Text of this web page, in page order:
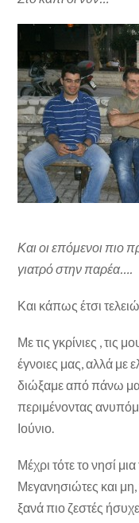
Και οι επόμενοι πιο
γιατρό στην παρέα….
Και κάπως έτσι
Με τις γκρίνιες , τις
έγνοιες μας, αλλά με
διώξαμε από πάνω
περιμένοντας
Ιούνιο.
Μέχρι τότε το νησί
Μεγανησιώτες και
ξανά πιο ζεστές